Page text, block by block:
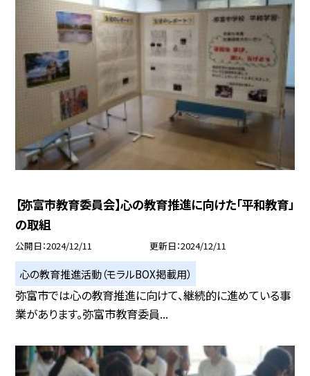
【弥富市教育委員会】心の教育推進に向けた「平和教育」
の取組
公開日 2024/12/11 更新日 2024/12/11
心の教育推進活動（モラルBOX掲載用）
弥富市では心の教育推進に向けて、継続的に進めている事
業があります。弥富市教育委員...